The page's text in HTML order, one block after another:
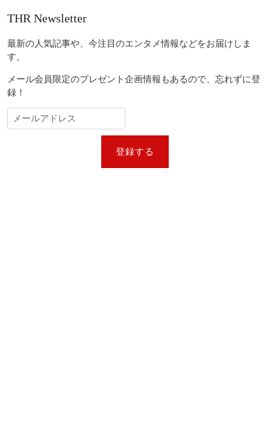
THR Newsletter
最新の人気記事や、今注目のエンタメ情報などをお届けしま
す。
メール会員限定のプレゼント企画情報もあるので、忘れずに登
録！
登録する